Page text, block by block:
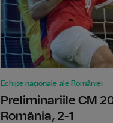
Echipe naționale ale României
Preliminariile CM
România, 2-1